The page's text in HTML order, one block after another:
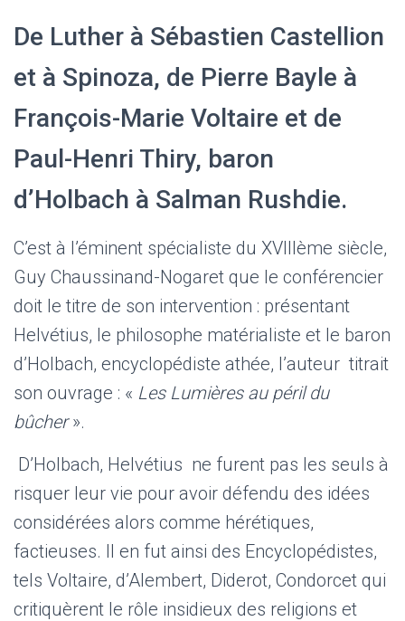
De Luther à Sébastien Castellion
et à Spinoza, de Pierre Bayle à
François-Marie Voltaire et de
Paul-Henri Thiry, baron
d’Holbach à Salman Rushdie.
C’est à l’éminent spécialiste du XVIIIème siècle,
Guy Chaussinand-Nogaret que le conférencier
doit le titre de son intervention : présentant
Helvétius, le philosophe matérialiste et le baron
d’Holbach, encyclopédiste athée, l’auteur titrait
son ouvrage : « Les Lumières au péril du
bûcher».
D’Holbach, Helvétius ne furent pas les seuls à
risquer leur vie pour avoir défendu des idées
considérées alors comme hérétiques,
factieuses. Il en fut ainsi des Encyclopédistes,
tels Voltaire, d’Alembert, Diderot, Condorcet qui
critiquèrent le rôle insidieux des religions et